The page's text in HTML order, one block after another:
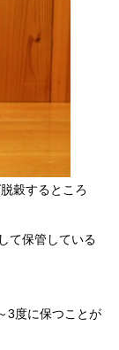
穀するところ
て保管している
3度に保つことが